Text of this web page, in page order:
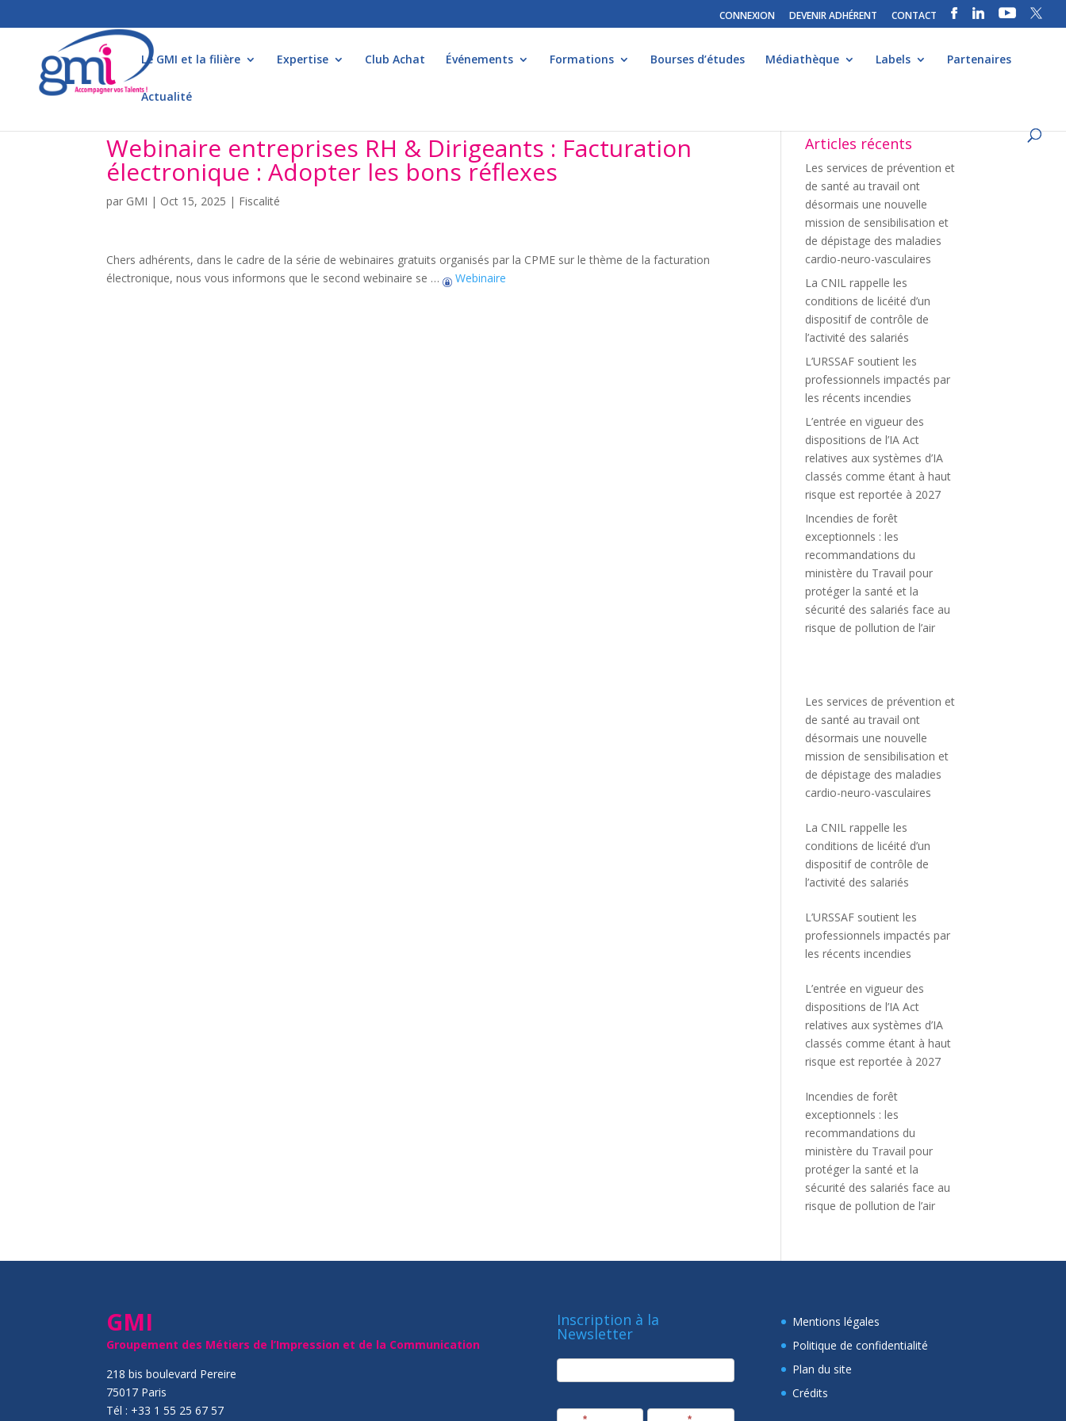
CONNEXION DEVENIR ADHÉRENT CONTACT
Le GMI et la filière Expertise Club Achat Événements Formations Bourses d’études Médiathèque Labels Partenaires
Actualité
Webinaire entreprises RH & Dirigeants : Facturation
électronique : Adopter les bons réflexes
par GMI | Oct 15, 2025 | Fiscalité
Chers adhérents, dans le cadre de la série de webinaires gratuits organisés par la CPME sur le thème de la facturation
électronique, nous vous informons que le second webinaire se …
Webinaire
Articles récents
Les services de prévention et
de santé au travail ont
désormais une nouvelle
mission de sensibilisation et
de dépistage des maladies
cardio-neuro-vasculaires
La CNIL rappelle les
conditions de licéité d’un
dispositif de contrôle de
l’activité des salariés
L’URSSAF soutient les
professionnels impactés par
les récents incendies
L’entrée en vigueur des
dispositions de l’IA Act
relatives aux systèmes d’IA
classés comme étant à haut
risque est reportée à 2027
Incendies de forêt
exceptionnels : les
recommandations du
ministère du Travail pour
protéger la santé et la
sécurité des salariés face au
risque de pollution de l’air
Les services de prévention et
de santé au travail ont
désormais une nouvelle
mission de sensibilisation et
de dépistage des maladies
cardio-neuro-vasculaires
La CNIL rappelle les
conditions de licéité d’un
dispositif de contrôle de
l’activité des salariés
L’URSSAF soutient les
professionnels impactés par
les récents incendies
L’entrée en vigueur des
dispositions de l’IA Act
relatives aux systèmes d’IA
classés comme étant à haut
risque est reportée à 2027
Incendies de forêt
exceptionnels : les
recommandations du
ministère du Travail pour
protéger la santé et la
sécurité des salariés face au
risque de pollution de l’air
GMI
Groupement des Métiers de l’Impression et de la Communication
218 bis boulevard Pereire
75017 Paris
Tél : +33 1 55 25 67 57
Inscription à la
Newsletter
newsletter
Mentions légales
Politique de confidentialité
Plan du site
Crédits